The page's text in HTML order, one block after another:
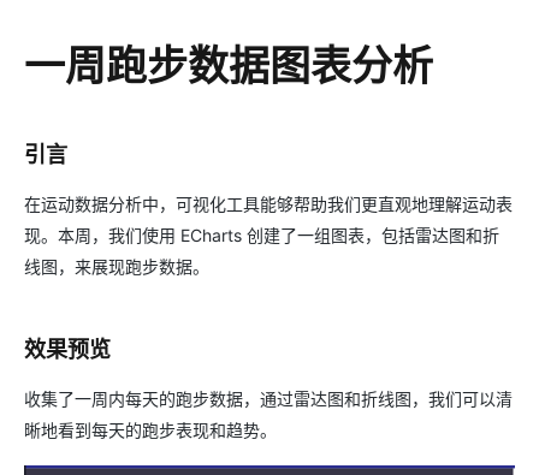
一周跑步数据图表分析
引言
在运动数据分析中，可视化工具能够帮助我们更直观地理解运动表
现。本周，我们使用 ECharts 创建了一组图表，包括雷达图和折
线图，来展现跑步数据。
效果预览
收集了一周内每天的跑步数据，通过雷达图和折线图，我们可以清
晰地看到每天的跑步表现和趋势。